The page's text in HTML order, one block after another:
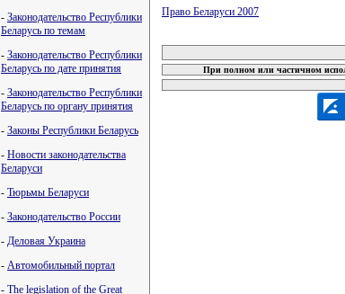
- Законодательство Республики
Беларусь по темам
- Законодательство Республики
Беларусь по дате принятия
- Законодательство Республики
Беларусь по органу принятия
- Законы Республики Беларусь
- Новости законодательства
Беларуси
- Тюрьмы Беларуси
- Законодательство России
- Деловая Украина
- Автомобильный портал
- The legislation of the Great
Право Беларуси 2007
При полном или частичном